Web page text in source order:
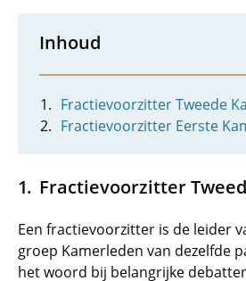
Inhoud
Fractievoorzitter Tweede
Fractievoorzitter Eerste
Fractievoorzitter
Een fractievoorzitter is de leider
groep Kamerleden van dezelfde
het woord bij belangrijke